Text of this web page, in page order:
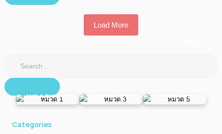
Load More
Tech & Business Guides and Tips
Comparisons
Categories